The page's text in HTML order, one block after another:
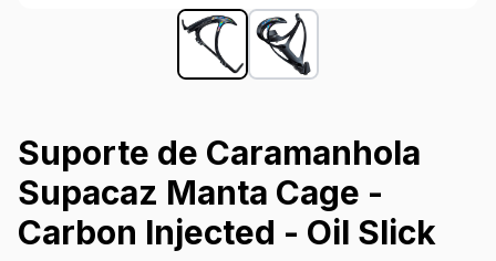
Suporte de Caramanhola
Supacaz Manta Cage -
Carbon Injected - Oil Slick